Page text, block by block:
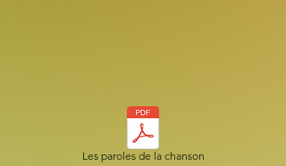
Les paroles de la chanson